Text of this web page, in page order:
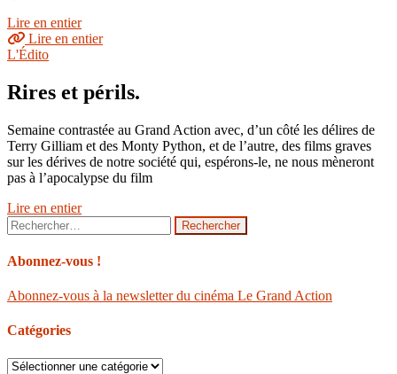
Lire en entier
Lire en entier
L'Édito
Rires et périls.
Semaine contrastée au Grand Action avec, d’un côté les délires de
Terry Gilliam et des Monty Python, et de l’autre, des films graves
sur les dérives de notre société qui, espérons-le, ne nous mèneront
pas à l’apocalypse du film
Lire en entier
Rechercher :
Abonnez-vous !
Abonnez-vous à la newsletter du cinéma Le Grand Action
Catégories
Catégories